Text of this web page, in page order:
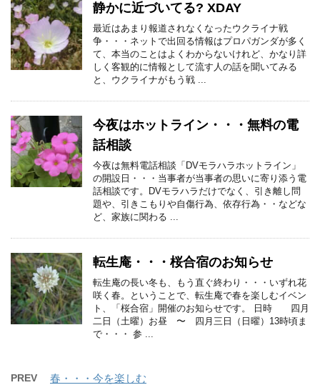
静かに近づいてる? XDAY
最近はあまり報道されなくなったウクライナ戦
争・・・ネットで出回る情報はプロパガンダが多く
て、本当のことはよくわからないけれど、かなり詳
しく客観的に情報として流す人の話を聞いてみる
と、ウクライナがもう戦 ...
今夜はホットライン・・・無料の電
話相談
今夜は無料電話相談「DVモラハラホットライン」
の開設日・・・当事者が当事者の思いに寄り添う電
話相談です。DVモラハラだけでなく、引き離し問
題や、引きこもりや自傷行為、依存行為・・などな
ど、家族に関わる ...
転生庵・・・桜合宿のお知らせ
転生庵の長い冬も、もう直ぐ終わり・・・いずれ花
咲く春。ということで、転生庵で春を楽しむイベン
ト、「桜合宿」開催のお知らせです。 日時 四月
二日（土曜）お昼 〜 四月三日（日曜）13時頃ま
で・・・ 参 ...
PREV 春・・・今を楽しむ